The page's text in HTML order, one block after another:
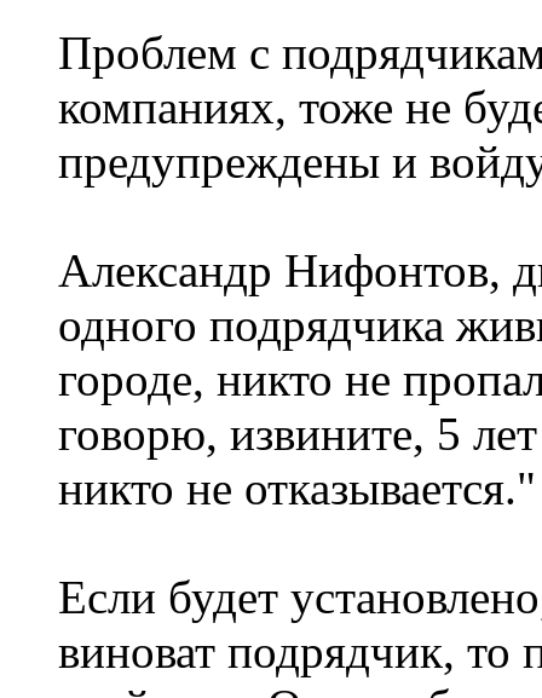
Проблем с
компаниях, тоже не
предупреждены и
Александр Нифонтов,
одного подрядчика
городе, никто не
говорю, извините, 5
никто не отказывается."
Если будет
виноват подрядчик, то